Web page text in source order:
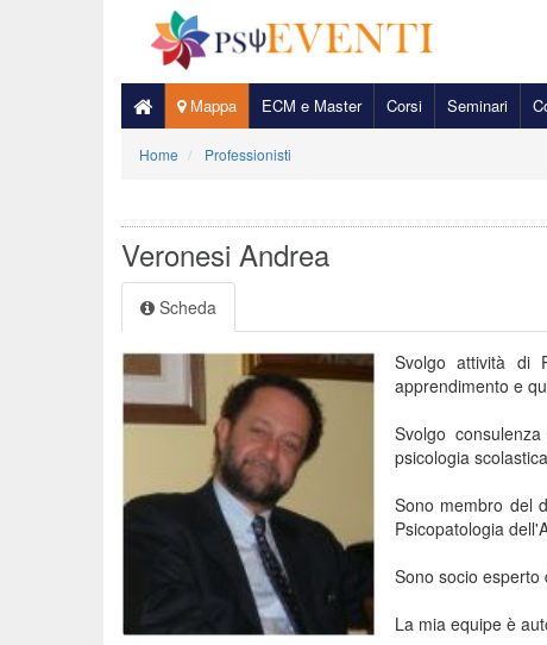
Mappa ECM e Master Corsi Seminari
Home Professionisti
Veronesi Andrea
Scheda
Svolgo attività di
apprendimento e
Svolgo
psicologia
Sono membro del
Psicopatologia
Sono socio esperto
La mia equipe è